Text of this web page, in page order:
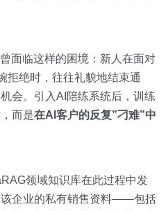
面临这样的困境：新人在面对
拒绝时，往往礼貌地结束通
会。引入AI陪练系统后，训练
而是在AI客户的反复”刁难”中
领域知识库在此过程中发
该企业的私有销售资料——包括